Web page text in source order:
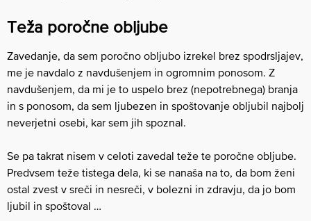
Teža poročne obljube
Zavedanje, da sem poročno obljubo izrekel brez spodrsljajev,
me je navdalo z navdušenjem in ogromnim ponosom. Z
navdušenjem, da mi je to uspelo brez (nepotrebnega) branja
in s ponosom, da sem ljubezen in spoštovanje obljubil najbolj
neverjetni osebi, kar sem jih spoznal.
Se pa takrat nisem v celoti zavedal teže te poročne obljube.
Predvsem teže tistega dela, ki se nanaša na to, da bom ženi
ostal zvest v sreči in nesreči, v bolezni in zdravju, da jo bom
ljubil in spoštoval …